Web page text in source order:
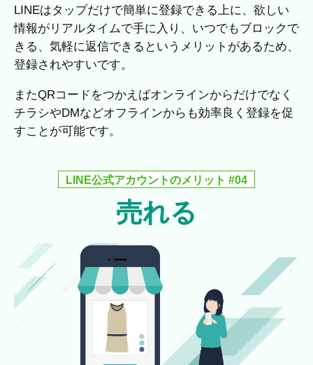
LINEはタップだけで簡単に登録できる上に、欲しい
情報がリアルタイムで手に入り、いつでもブロックで
きる、気軽に返信できるというメリットがあるため、
登録されやすいです。
またQRコードをつかえばオンラインからだけでなく
チラシやDMなどオフラインからも効率良く登録を促
すことが可能です。
LINE公式アカウントのメリット #04
売れる